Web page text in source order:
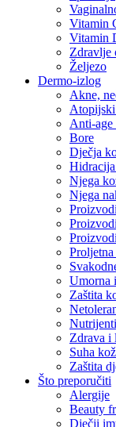
Vitamin
Vitamin
Zdravlje
Željezo
Dermo-izlog
Akne,
Anti-age
Bore
Dječja
Njega
Njega
Proljetna
Umorna
Zaštita
Zdrava i
Suha
Zaštita
Što preporučiti
Alergije
Beauty
Dječji